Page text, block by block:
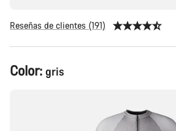
Reseñas de clientes (191)
Configuración
del
Color: gris